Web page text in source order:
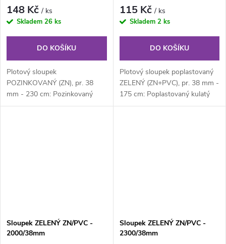
148 Kč/ ks
Skladem 26 ks
DO KOŠÍKU
Plotový sloupek
POZINKOVANÝ (ZN), pr. 38
mm - 230 cm: Pozinkovaný
kulatý plotový sloupek průměru
115 Kč/ ks
Skladem 2 ks
DO KOŠÍKU
Plotový sloupek poplastovaný
ZELENÝ (ZN+PVC), pr. 38 mm -
175 cm: Poplastovaný kulatý
plotový sloupek průměru 38
Sloupek ZELENÝ ZN/PVC -
2000/38mm
Sloupek ZELENÝ ZN/PVC -
2300/38mm